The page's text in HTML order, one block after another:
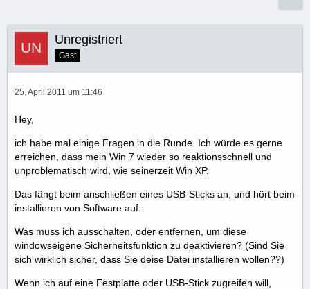
Unregistriert
Gast
25. April 2011 um 11:46
Hey,
ich habe mal einige Fragen in die Runde. Ich würde es gerne
erreichen, dass mein Win 7 wieder so reaktionsschnell und
unproblematisch wird, wie seinerzeit Win XP.
Das fängt beim anschließen eines USB-Sticks an, und hört beim
installieren von Software auf.
Was muss ich ausschalten, oder entfernen, um diese
windowseigene Sicherheitsfunktion zu deaktivieren? (Sind Sie
sich wirklich sicher, dass Sie deise Datei installieren wollen??)
Wenn ich auf eine Festplatte oder USB-Stick zugreifen will,